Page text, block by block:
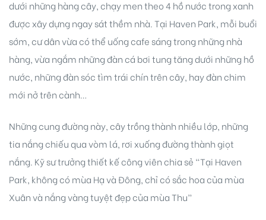
dưới những hàng cây, chạy men theo 4 hồ nước trong xanh
được xây dựng ngay sát thềm nhà. Tại Haven Park, mỗi buổi
sớm, cư dân vừa có thể uống cafe sáng trong những nhà
hàng, vừa ngắm những đàn cá bơi tung tăng dưới những hồ
nước, những đàn sóc tìm trái chín trên cây, hay đàn chim
mới nở trên cành…
Những cung đường này, cây trồng thành nhiều lớp, những
tia nắng chiếu qua vòm lá, rơi xuống đường thành giọt
nắng. Kỹ sư trưởng thiết kế công viên chia sẻ “Tại Haven
Park, không có mùa Hạ và Đông, chỉ có sắc hoa của mùa
Xuân và nắng vàng tuyệt đẹp của mùa Thu”